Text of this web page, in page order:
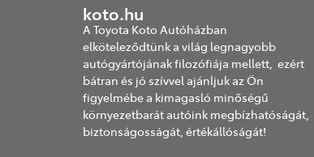
koto.hu
A Toyota Koto Autóházban
elköteleződtünk a világ legnagyobb
autógyártójának filozófiája mellett, ezért
bátran és jó szívvel ajánljuk az Ön
figyelmébe a kimagasló minőségű
környezetbarát autóink megbízhatóságát,
biztonságosságát, értékállóságát!